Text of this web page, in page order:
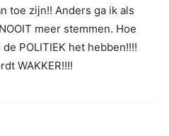
toe zijn!! Anders ga ik als
meer stemmen. Hoe
POLITIEK het hebben!!!!
WAKKER!!!!